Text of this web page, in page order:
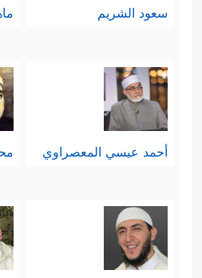
سعود الشريم
أحمد عيسي المعصراوي